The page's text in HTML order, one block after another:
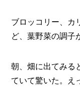
で
シ
ン
が
ス
ブロッコリー、カ
ど、葉野菜の調子
朝、畑に出てみる
ていて驚いた。え